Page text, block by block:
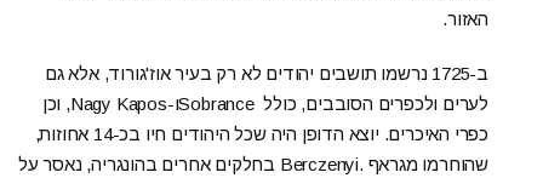
האזור.
ב-1725 נרשמו תושבים יהודים לא רק בעיר אוז'גורוד, אלא גם
לערים ולכפרים הסובבים, כולל Sobranceו-Nagy Kapos, וכן
כפרי האיכרים. יוצא הדופן היה שכל היהודים חיו בכ-14 אחוזות,
שהוחרמו מגראף .Berczenyi בחלקים אחרים בהונגריה, נאסר על